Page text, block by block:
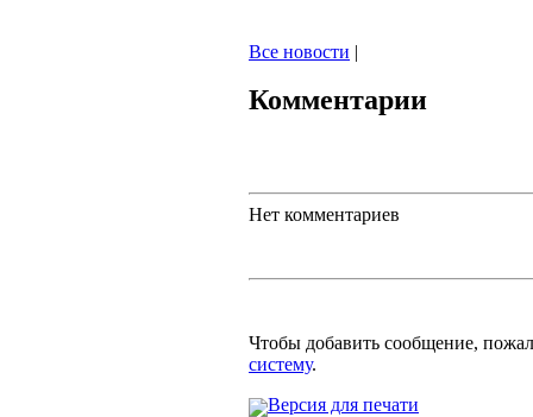
Все новости |
Комментарии
Нет комментариев
Чтобы добавить сообщение,
систему.
Версия для печати